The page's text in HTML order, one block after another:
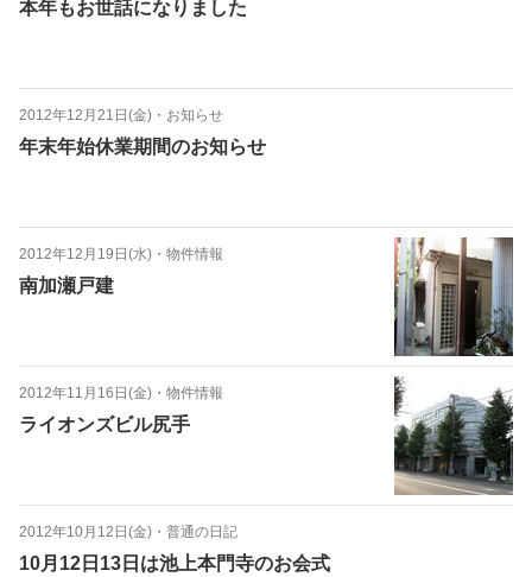
本年もお世話になりました
2012年12月21日(金) ・ お知らせ
年末年始休業期間のお知らせ
2012年12月19日(水) ・ 物件情報
南加瀬戸建
2012年11月16日(金) ・ 物件情報
ライオンズビル尻手
2012年10月12日(金) ・ 普通の日記
10月12日13日は池上本門寺のお会式